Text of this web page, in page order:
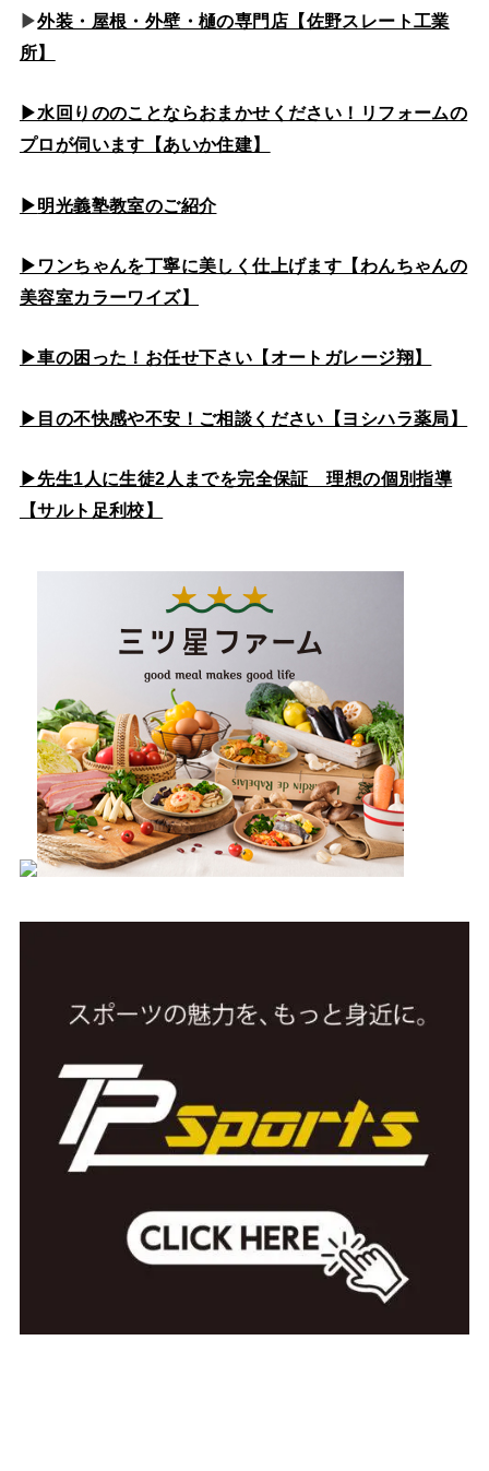
▶外装・屋根・外壁・樋の専門店【佐野スレート工業
所】
▶水回りののことならおまかせください！リフォームの
プロが伺います【あいか住建】
▶明光義塾教室のご紹介
▶ワンちゃんを丁寧に美しく仕上げます【わんちゃんの
美容室カラーワイズ】
▶車の困った！お任せ下さい【オートガレージ翔】
▶目の不快感や不安！ご相談ください【ヨシハラ薬局】
▶先生1人に生徒2人までを完全保証 理想の個別指導
【サルト足利校】